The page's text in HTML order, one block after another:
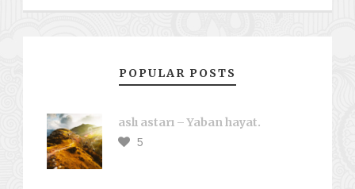
POPULAR POSTS
aslı astarı – Yaban hayat.
5